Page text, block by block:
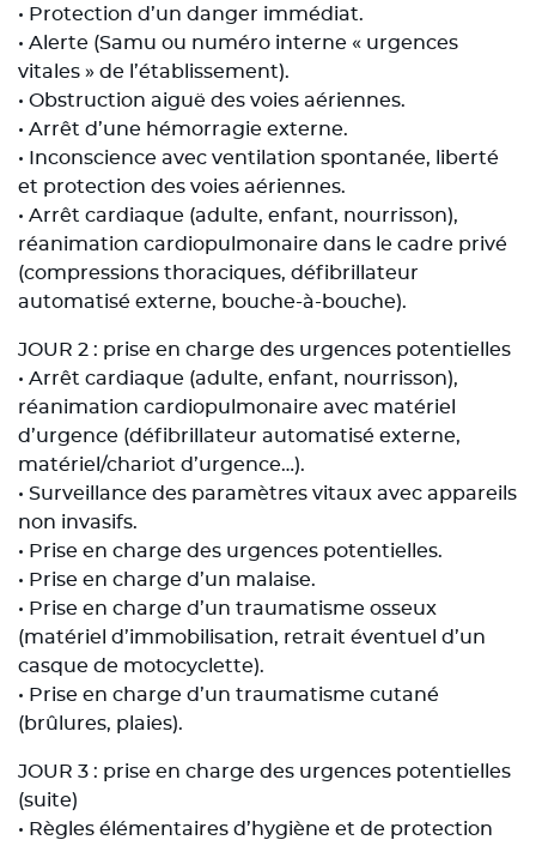
• Protection d’un danger immédiat.
• Alerte (Samu ou numéro interne « urgences
vitales » de l’établissement).
• Obstruction aiguë des voies aériennes.
• Arrêt d’une hémorragie externe.
• Inconscience avec ventilation spontanée, liberté
et protection des voies aériennes.
• Arrêt cardiaque (adulte, enfant, nourrisson),
réanimation cardiopulmonaire dans le cadre privé
(compressions thoraciques, défibrillateur
automatisé externe, bouche-à-bouche).
JOUR 2 : prise en charge des urgences potentielles
• Arrêt cardiaque (adulte, enfant, nourrisson),
réanimation cardiopulmonaire avec matériel
d’urgence (défibrillateur automatisé externe,
matériel/chariot d’urgence…).
• Surveillance des paramètres vitaux avec appareils
non invasifs.
• Prise en charge des urgences potentielles.
• Prise en charge d’un malaise.
• Prise en charge d’un traumatisme osseux
(matériel d’immobilisation, retrait éventuel d’un
casque de motocyclette).
• Prise en charge d’un traumatisme cutané
(brûlures, plaies).
JOUR 3 : prise en charge des urgences potentielles
(suite)
• Règles élémentaires d’hygiène et de protection